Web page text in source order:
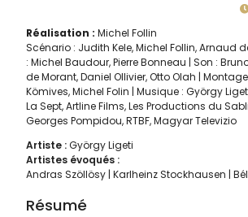
Artiste :György Ligeti
Artistes évoqués :
Andras Szöllösy Karlheinz Stockhausen
Réalisation : Michel Follin
Scénario : Judith Kele, Michel Follin, Arnaud
: Michel Baudour, Pierre Bonneau | Son :
de Morant, Daniel Ollivier, Otto Olah |
Kömives, Michel Folin | Musique : György
La Sept, Artline Films, Les Productions du
Georges Pompidou, RTBF, Magyar Televizio
Résumé